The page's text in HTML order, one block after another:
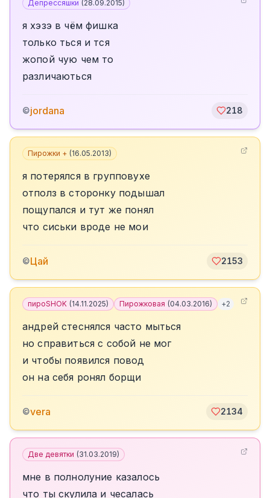
Депрессяшки (28.09.2015)
я хэзэ в чём фишка
только ться и тся
жопой чую чем то
различаються
©jordana 218
Пирожки + (16.05.2013)
я потерялся в групповухе
отполз в сторонку подышал
пощупался и тут же понял
что сиськи вроде не мои
©Цай 2153
пироSHOK (14.11.2025) Пирожковая (04.03.2016) +2
андрей стеснялся часто мыться
но справиться с собой не мог
и чтобы появился повод
он на себя ронял борщи
©vera 2134
Две девятки (31.03.2019)
мне в полнолуние казалось
что ты скулила и чесалась